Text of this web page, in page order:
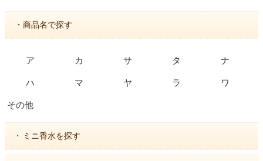
・商品名で探す
ア カ サ タ ナ
ハ マ ヤ ラ ワ
その他
・ ミニ香水を探す